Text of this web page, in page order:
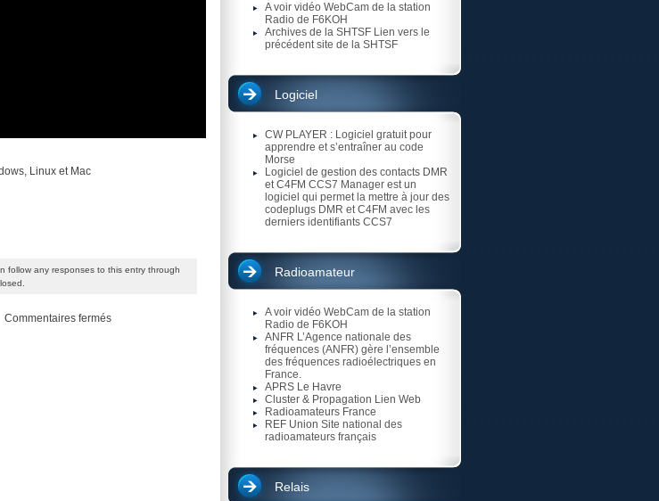
Linux et Mac
follow any responses to this entry through
Commentaires ferméssur
A voir vidéo WebCam de la station
Radio de F6KOH
Archives de la SHTSF Lien vers le
précédent site de la SHTSF
Logiciel
CW PLAYER : Logiciel gratuit pour
apprendre et s’entraîner au code
Morse
Logiciel de gestion des contacts DMR
et C4FM CCS7 Manager est un
logiciel qui permet la mettre à jour des
codeplugs DMR et C4FM avec les
derniers identifiants CCS7
Radioamateur
A voir vidéo WebCam de la station
Radio de F6KOH
ANFR L’Agence nationale des
fréquences (ANFR) gère l’ensemble
des fréquences radioélectriques en
France.
APRS Le Havre
Cluster & Propagation Lien Web
Radioamateurs France
REF Union Site national des
radioamateurs français
Relais